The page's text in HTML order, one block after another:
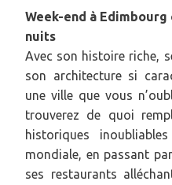
Week-end à
nuits
Avec son histoire riche,
son architecture si
une ville que vous
trouverez de quoi
historiques
mondiale, en passant
ses restaurants